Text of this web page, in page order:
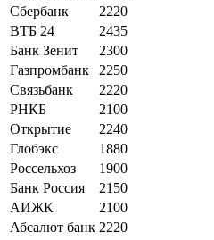
Сбербанк
2220
ВТБ 24
2435
Банк Зенит
2300
Газпромбанк
2250
Связьбанк
2220
РНКБ
2100
Открытие
2240
Глобэкс
1880
Россельхоз
1900
Банк Россия
2150
АИЖК
2100
Абсалют банк 2220